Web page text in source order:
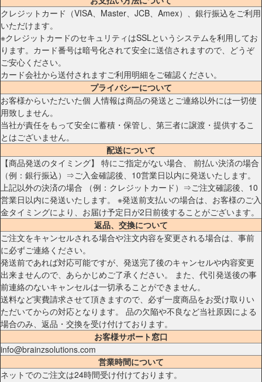
クレジットカード（VISA、Master、JCB、Amex）、銀行振込をご利用
いただけます。
※クレジットカードのセキュリティはSSLというシステムを利用してお
ります。カード番号は暗号化されて安全に送信されますので、どうぞ
ご安心ください。
カード会社から送付されますご利用明細をご確認ください。
プライバシーについて
お客様からいただいた個 人情報は商品の発送とご連絡以外には一切使
用致しません。
当社が責任をもって安全に蓄積・保管し、第三者に譲渡・提供するこ
とはございません。
配送について
【商品発送のタイミング】 特にご指定がない場合、 前払い決済の場合
（例：銀行振込）⇒ご入金確認後、10営業日以内に発送いたします。
上記以外の決済の場合 （例：クレジットカード）⇒ご注文確認後、10
営業日以内に発送いたします。 ※発送前支払いの場合は、お客様のご入
金タイミングにより、お届け予定日が2日前後することがございます。
返品、交換について
ご注文をキャンセルされる場合や注文内容を変更される場合は、事前
に必ずご連絡ください。
発送前であれば対応可能ですが、発送完了後のキャンセルや内容変更
出来ませんので、あらかじめご了承ください。 また、代引発送後の事
前連絡のないキャンセルは一切承ることができません。
送料など実費請求させて頂きますので、必ず一度商品をお受け取りい
ただいてからの対応となります。 品の欠陥や不良など当社原因による
場合のみ、返品・交換を受け付けております。
お客様サポート窓口
info@brainzsolutions.com
営業時間について
ネットでのご注文は24時間受け付けております。